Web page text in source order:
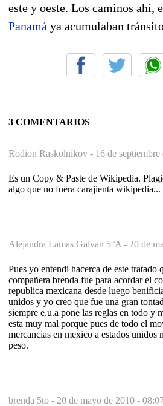
este y oeste. Los caminos ahí,
Panamá ya acumulaban
3 COMENTARIOS
Rodion Raskolnikov - 16 de
Es un Copy & Paste de Wikipedia.
algo que no fuera carajienta wikipedia...
Alejandra Lamas Galvan 5°A - 20 de
Pues yo entendi hacerca de este tratado
compañera brenda fue para acordar el
republica mexicana desde luego
unidos y yo creo que fue una gran
siempre e.u.a pone las reglas en todo y
esta muy mal porque pues de todo el
mercancias en mexico a estados unidos
peso.
brenda 5to - 20 de mayo de 2010 -